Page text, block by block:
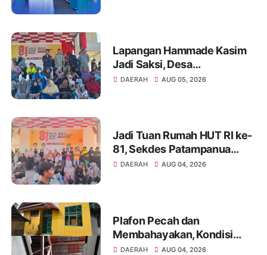
Lapangan Hammade Kasim
Jadi Saksi, Desa
Patampanua Mendadak
DAERAH AUG 05, 2026
Jadi Tuan Rumah HUT RI ke-
81, Sekdes Patampanua
Ingatkan Warga Pegang
DAERAH AUG 04, 2026
Plafon Pecah dan
Membahayakan, Kondisi
Kantor Camat Donri-Donri
DAERAH AUG 04, 2026